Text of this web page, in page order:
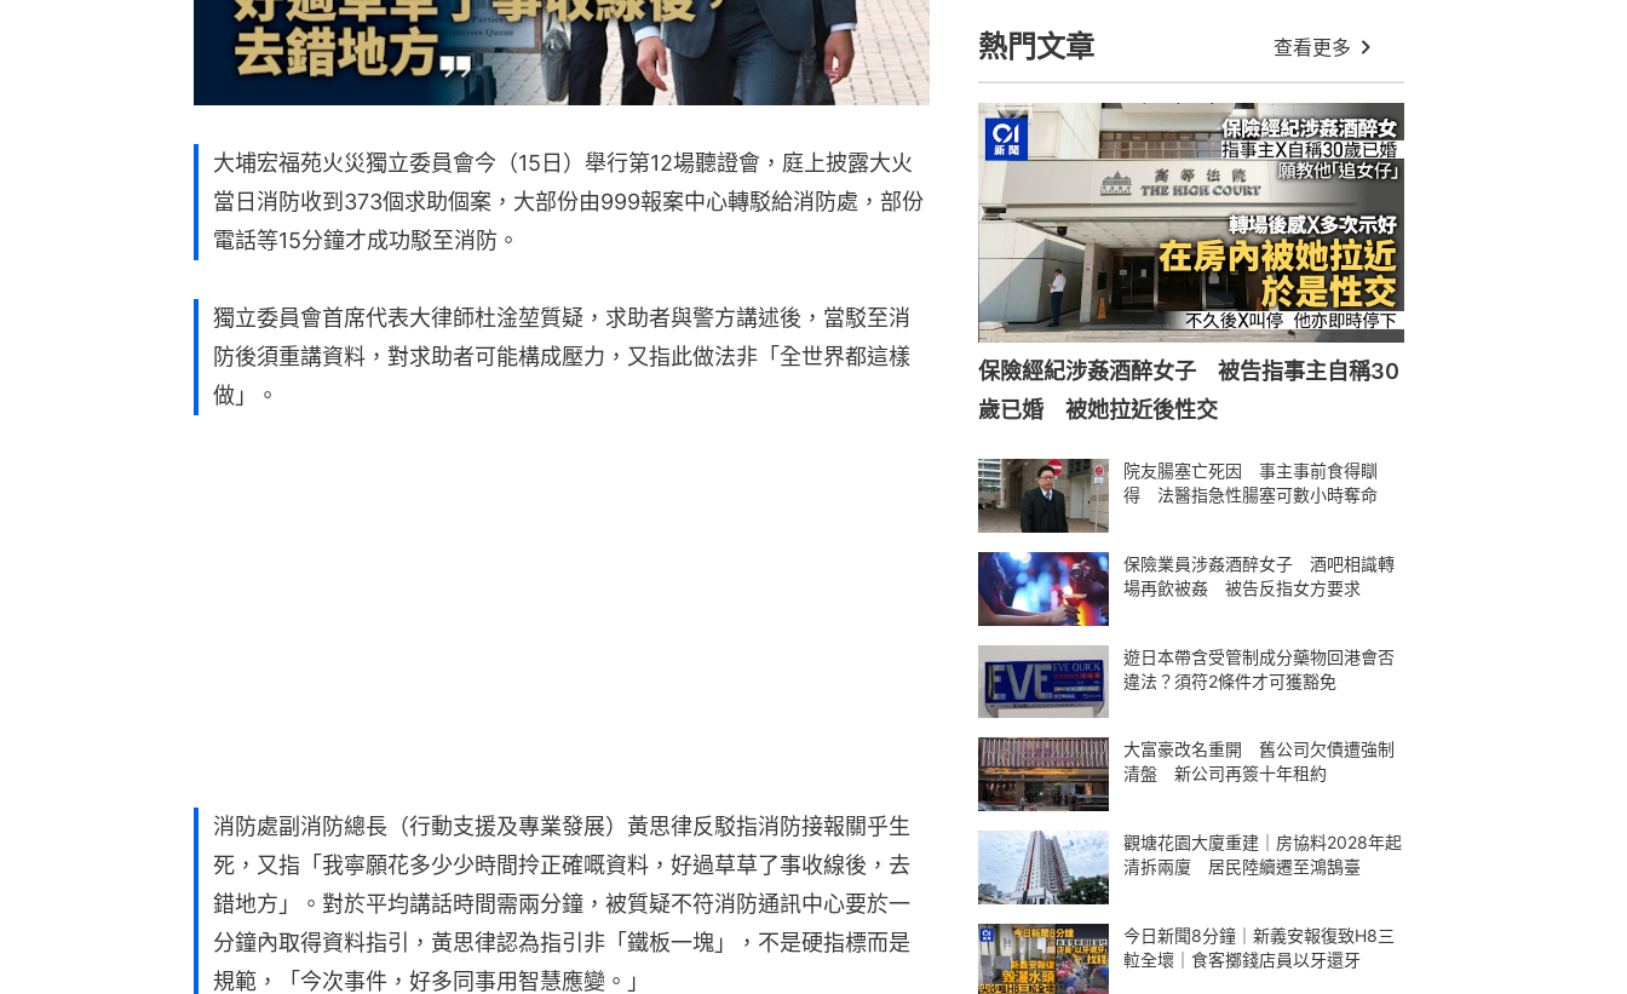
大埔宏福苑火災獨立委員會今（15日）舉行第12場聽證會，庭上披露大火
當日消防收到373個求助個案，大部份由999報案中心轉駁給消防處，部份
電話等15分鐘才成功駁至消防。
獨立委員會首席代表大律師杜淦堃質疑，求助者與警方講述後，當駁至消
防後須重講資料，對求助者可能構成壓力，又指此做法非「全世界都這樣
做」。
消防處副消防總長（行動支援及專業發展）黃思律反駁指消防接報關乎生
死，又指「我寧願花多少少時間拎正確嘅資料，好過草草了事收線後，去
錯地方」。對於平均講話時間需兩分鐘，被質疑不符消防通訊中心要於一
分鐘內取得資料指引，黃思律認為指引非「鐵板一塊」，不是硬指標而是
規範，「今次事件，好多同事用智慧應變。」
熱門文章 查看更多
保險經紀涉姦酒醉女子 被告指事主自稱30
歲已婚 被她拉近後性交
院友腸塞亡死因 事主事前食得瞓
得 法醫指急性腸塞可數小時奪命
保險業員涉姦酒醉女子 酒吧相識轉
場再飲被姦 被告反指女方要求
遊日本帶含受管制成分藥物回港會否
違法？須符2條件才可獲豁免
大富豪改名重開 舊公司欠債遭強制
清盤 新公司再簽十年租約
觀塘花園大廈重建｜房協料2028年起
清拆兩廈 居民陸續遷至鴻鵠臺
今日新聞8分鐘｜新義安報復致H8三
𨋢全壞｜食客擲錢店員以牙還牙